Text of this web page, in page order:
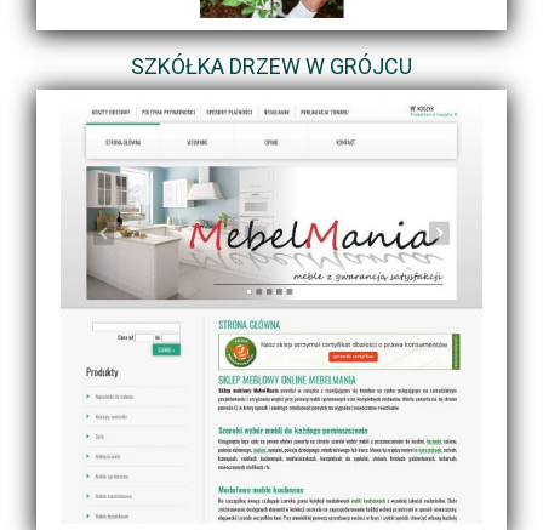
SZKÓŁKA DRZEW W GRÓJCU